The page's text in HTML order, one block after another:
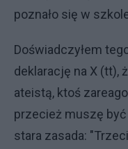
poznało się w
Doświadczyłem
deklarację na X (tt),
ateistą, ktoś
przecież muszę
stara zasada: